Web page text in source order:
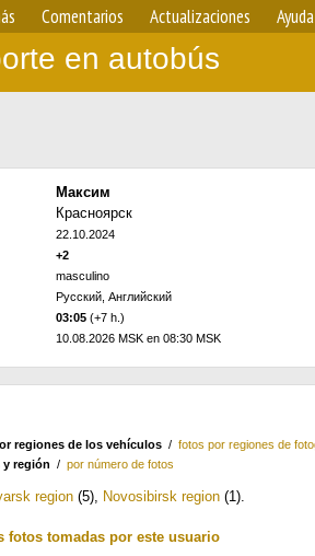
Comentarios Actualizaciones Ayuda
en autobús
Максим
Красноярск
22.10.2024
+2
masculino
Русский, Английский
03:05 (+7 h.)
10.08.2026 MSK en 08:30 MSK
regiones de los vehículos / fotos por regiones de
y región / por número de fotos
region (5), Novosibirsk region (1).
fotos tomadas por este usuario